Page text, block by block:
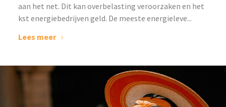
aan het net. Dit kan overbelasting veroorzaken en het
kst energiebedrijven geld. De meeste energieleve...
Lees meer